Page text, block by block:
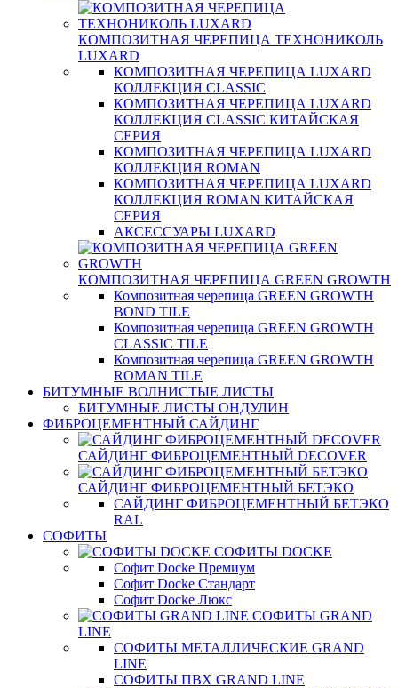
КОМПОЗИТНАЯ ЧЕРЕПИЦА ТЕХНОНИКОЛЬ
LUXARD
КОМПОЗИТНАЯ ЧЕРЕПИЦА LUXARD
КОЛЛЕКЦИЯ CLASSIC
КОМПОЗИТНАЯ ЧЕРЕПИЦА LUXARD
КОЛЛЕКЦИЯ CLASSIC КИТАЙСКАЯ
СЕРИЯ
КОМПОЗИТНАЯ ЧЕРЕПИЦА LUXARD
КОЛЛЕКЦИЯ ROMAN
КОМПОЗИТНАЯ ЧЕРЕПИЦА LUXARD
КОЛЛЕКЦИЯ ROMAN КИТАЙСКАЯ
СЕРИЯ
АКСЕССУАРЫ LUXARD
КОМПОЗИТНАЯ ЧЕРЕПИЦА GREEN GROWTH
Композитная черепица GREEN GROWTH
BOND TILE
Композитная черепица GREEN GROWTH
CLASSIC TILE
Композитная черепица GREEN GROWTH
ROMAN TILE
БИТУМНЫЕ ВОЛНИСТЫЕ ЛИСТЫ
БИТУМНЫЕ ЛИСТЫ ОНДУЛИН
ФИБРОЦЕМЕНТНЫЙ САЙДИНГ
САЙДИНГ ФИБРОЦЕМЕНТНЫЙ DECOVER
САЙДИНГ ФИБРОЦЕМЕНТНЫЙ БЕТЭКО
САЙДИНГ ФИБРОЦЕМЕНТНЫЙ БЕТЭКО
RAL
СОФИТЫ
СОФИТЫ DOCKE
Софит Docke Премиум
Софит Docke Стандарт
Софит Docke Люкс
СОФИТЫ GRAND
LINE
СОФИТЫ МЕТАЛЛИЧЕСКИЕ GRAND
LINE
СОФИТЫ ПВХ GRAND LINE